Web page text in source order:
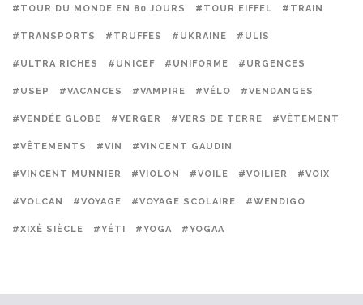
#TOUR DU MONDE EN 80 JOURS #TOUR EIFFEL #TRAIN
#TRANSPORTS #TRUFFES #UKRAINE #ULIS
#ULTRA RICHES #UNICEF #UNIFORME #URGENCES
#USEP #VACANCES #VAMPIRE #VÉLO #VENDANGES
#VENDÉE GLOBE #VERGER #VERS DE TERRE #VÊTEMENT
#VÊTEMENTS #VIN #VINCENT GAUDIN
#VINCENT MUNNIER #VIOLON #VOILE #VOILIER #VOIX
#VOLCAN #VOYAGE #VOYAGE SCOLAIRE #WENDIGO
#XIXÈ SIÈCLE #YÉTI #YOGA #YOGAA